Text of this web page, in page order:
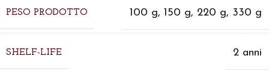
PESO PRODOTTO 100 g, 150 g, 220 g, 330 g
SHELF-LIFE 2 anni